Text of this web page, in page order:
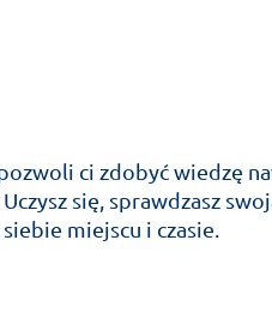
ci zdobyć wiedzę
się, sprawdzasz
miejscu i czasie.